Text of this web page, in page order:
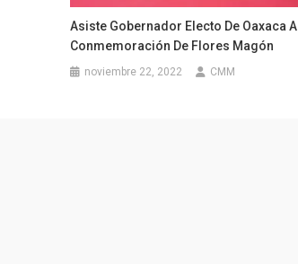
Asiste Gobernador Electo De Oaxaca A
Conmemoración De Flores Magón
noviembre 22, 2022 CMM